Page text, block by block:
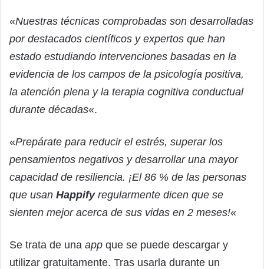
«Nuestras técnicas comprobadas son desarrolladas
por destacados científicos y expertos que han
estado estudiando intervenciones basadas en la
evidencia de los campos de la psicología positiva,
la atención plena y la terapia cognitiva conductual
durante décadas«.
«Prepárate para reducir el estrés, superar los
pensamientos negativos y desarrollar una mayor
capacidad de resiliencia. ¡El 86 % de las personas
que usan Happifyregularmente dicen que se
sienten mejor acerca de sus vidas en 2 meses!«
Se trata de una app que se puede descargar y
utilizar gratuitamente. Tras usarla durante un